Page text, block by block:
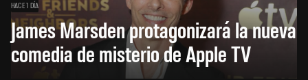
HACE 1 DÍA
James Marsden protagonizará la nueva
comedia de misterio de Apple TV